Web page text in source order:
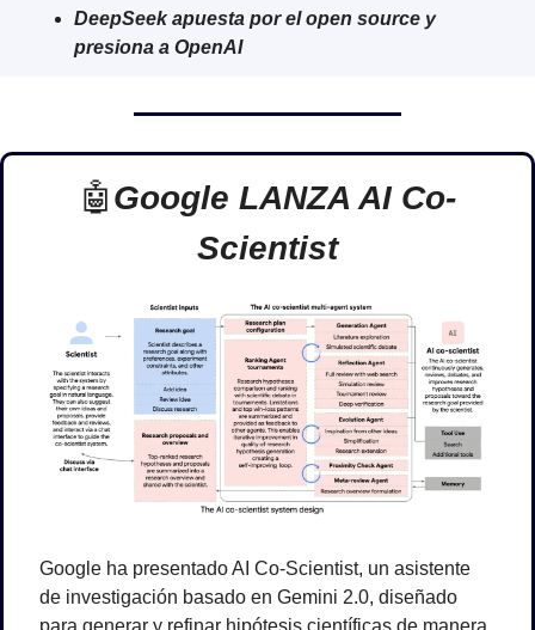
DeepSeek apuesta por el open source y
presiona a OpenAI
🤖Google LANZA AI Co-
Scientist
Google ha presentado AI Co-Scientist, un asistente
de investigación basado en Gemini 2.0, diseñado
para generar y refinar hipótesis científicas de manera